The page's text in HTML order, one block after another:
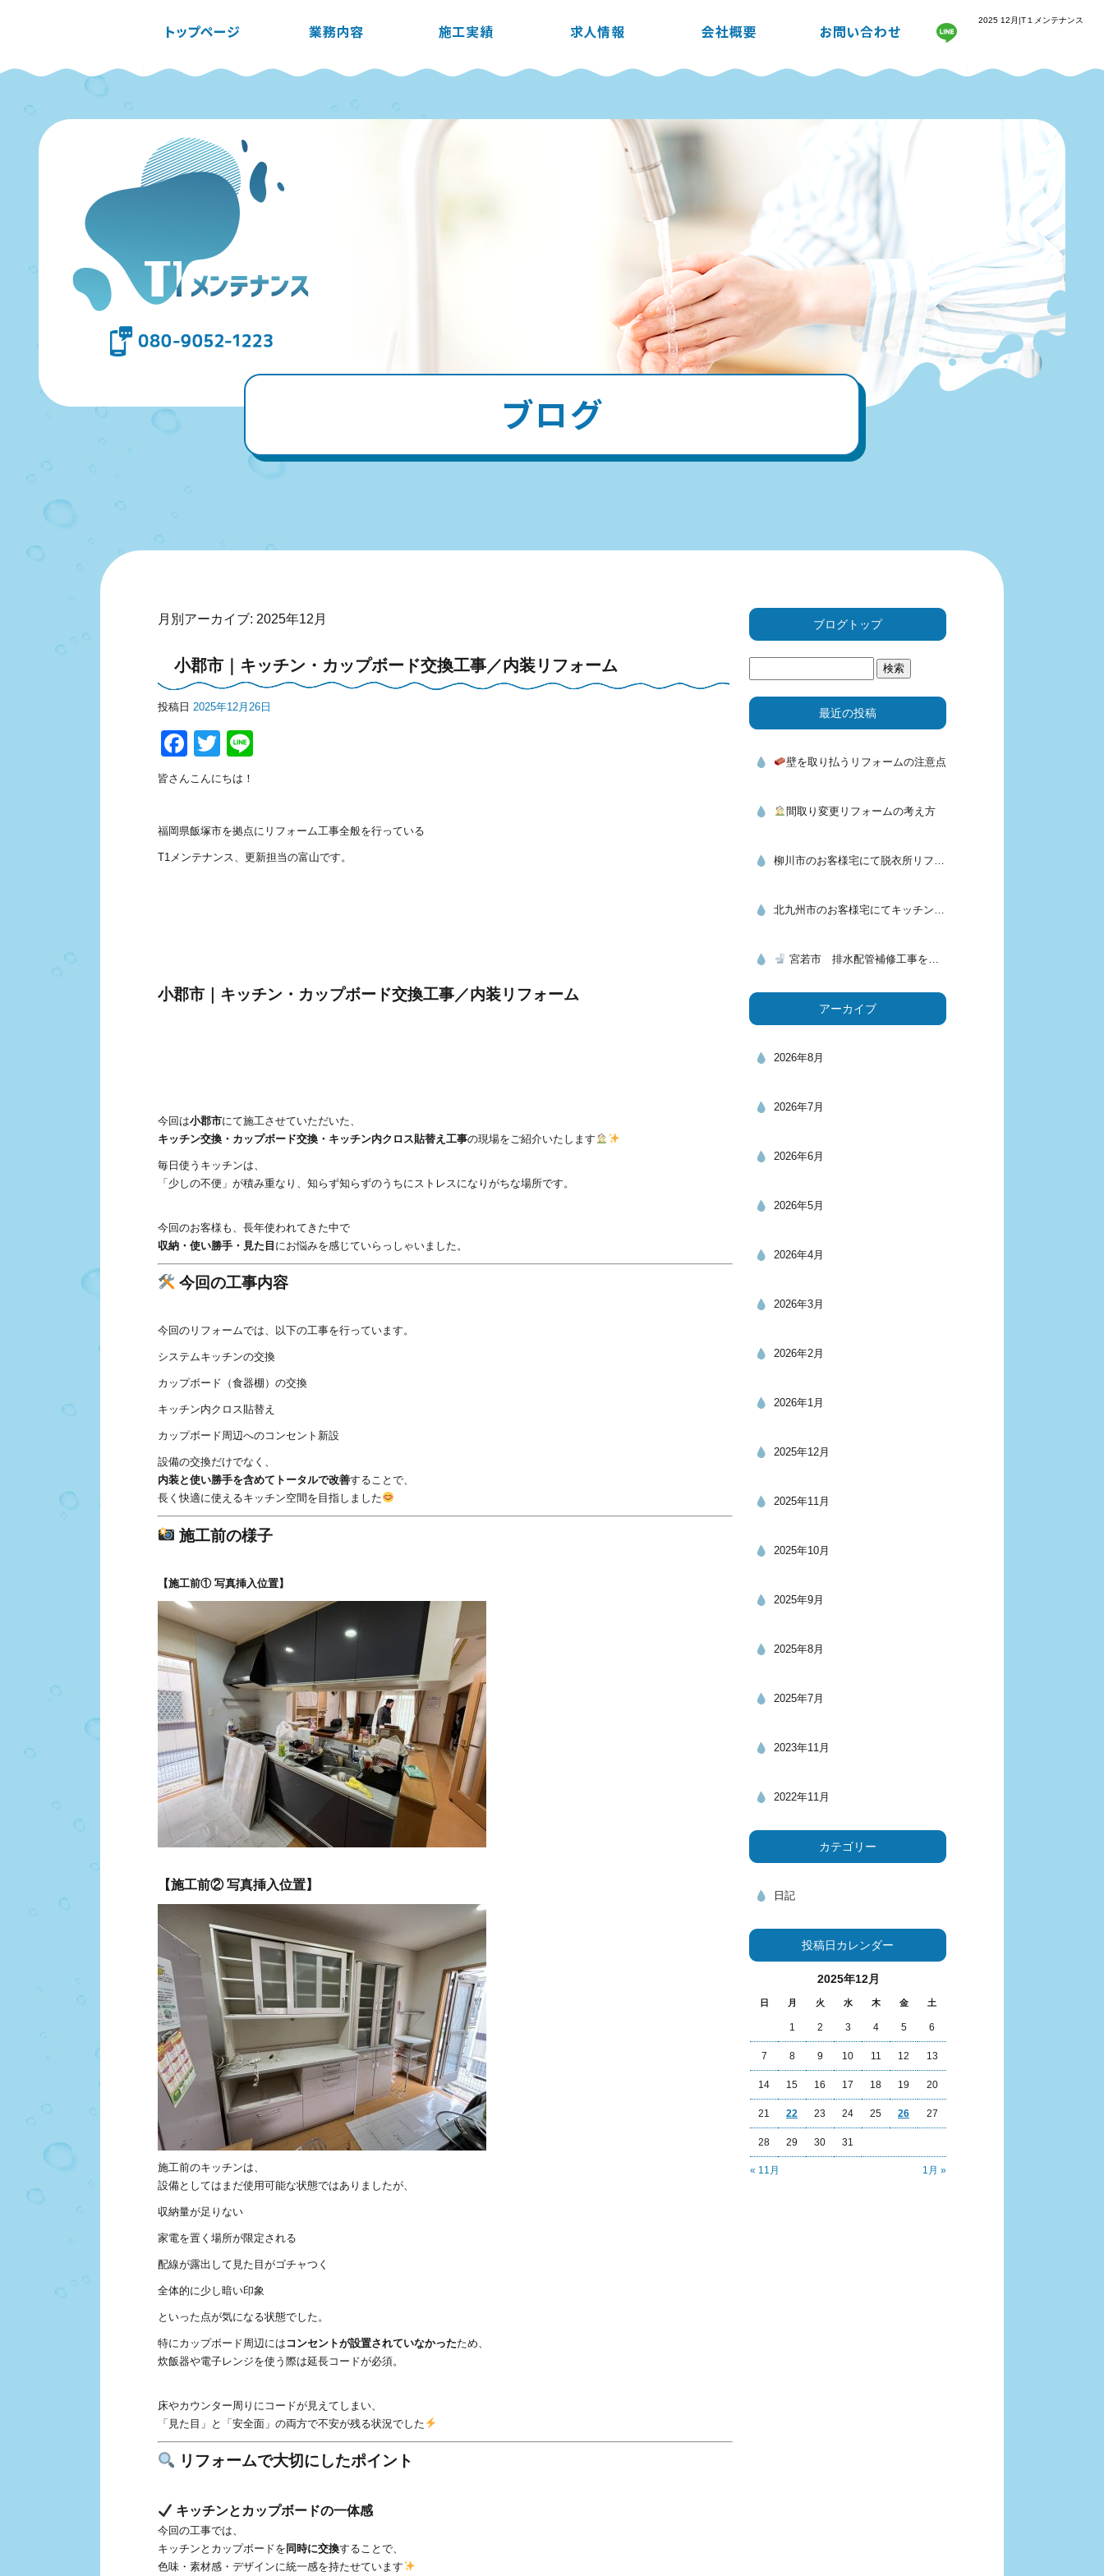
2025 12月|T１メンテナンス
月別アーカイブ: 2025年12月
小郡市｜キッチン・カップボード交換工事／内装リフォーム
投稿日 2025年12月26日
Facebook
Twitter
皆さんこんにちは！
福岡県飯塚市を拠点にリフォーム工事全般を行っている
T1メンテナンス、更新担当の富山です。
小郡市｜キッチン・カップボード交換工事／内装リフォーム
今回は小郡市にて施工させていただいた、
キッチン交換・カップボード交換・キッチン内クロス貼替え工事の現場をご紹介いたします
毎日使うキッチンは、
「少しの不便」が積み重なり、知らず知らずのうちにストレスになりがちな場所です。
今回のお客様も、長年使われてきた中で
収納・使い勝手・見た目 にお悩みを感じていらっしゃいました。
今回の工事内容
今回のリフォームでは、以下の工事を行っています。
システムキッチンの交換
カップボード（食器棚）の交換
キッチン内クロス貼替え
カップボード周辺へのコンセント新設
設備の交換だけでなく、
内装と使い勝手を含めてトータルで改善することで、
長く快適に使えるキッチン空間を目指しました
施工前の様子
【施工前① 写真挿入位置】
【施工前② 写真挿入位置】
施工前のキッチンは、
設備としてはまだ使用可能な状態ではありましたが、
収納量が足りない
家電を置く場所が限定される
配線が露出して見た目がゴチャつく
全体的に少し暗い印象
といった点が気になる状態でした。
特にカップボード周辺には コンセントが設置されていなかったため、
炊飯器や電子レンジを使う際は延長コードが必須。
床やカウンター周りにコードが見えてしまい、
「見た目」と「安全面」の両方で不安が残る状況でした
リフォームで大切にしたポイント
キッチンとカップボードの一体感
今回の工事では、
キッチンとカップボードを 同時に交換することで、
色味・素材感・デザインに統一感を持たせています
ブログトップ
最近の投稿
壁を取り払うリフォームの注意点
間取り変更リフォームの考え方
柳川市のお客様宅にて脱衣所リフォーム＆洗面化粧台交換工事を行いました
北九州市のお客様宅にてキッチン交換＆フロアタイル施工を行いました
宮若市 排水配管補修工事を行いました
アーカイブ
2026年8月
2026年7月
2026年6月
2026年5月
2026年4月
2026年3月
2026年2月
2026年1月
2025年12月
2025年11月
2025年10月
2025年9月
2025年8月
2025年7月
2023年11月
2022年11月
カテゴリー
日記
投稿日カレンダー
2025年12月
日 月 火 水 木 金 土
« 11月 1月 »
1 2 3 4 5 6
7 8 9 10 11 12 13
14 15 16 17 18 19 20
21 22 23 24 25 26 27
28 29 30 31